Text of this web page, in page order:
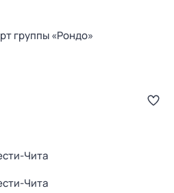
группы «Рондо»
Чита
Чита